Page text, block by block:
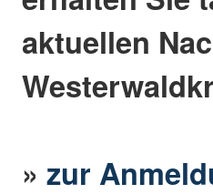
aktuellen
»zur